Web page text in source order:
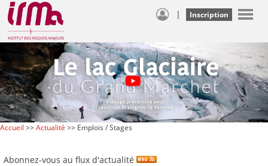
| Inscription
Accueil >>Actualité >> Emplois / Stages
Abonnez-vous au flux d'actualité